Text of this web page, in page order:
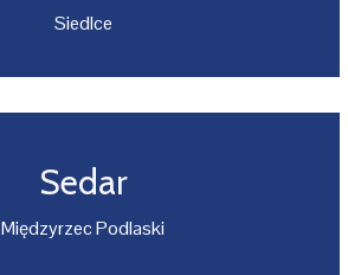
Siedlce
Sedar
Międzyrzec Podlaski